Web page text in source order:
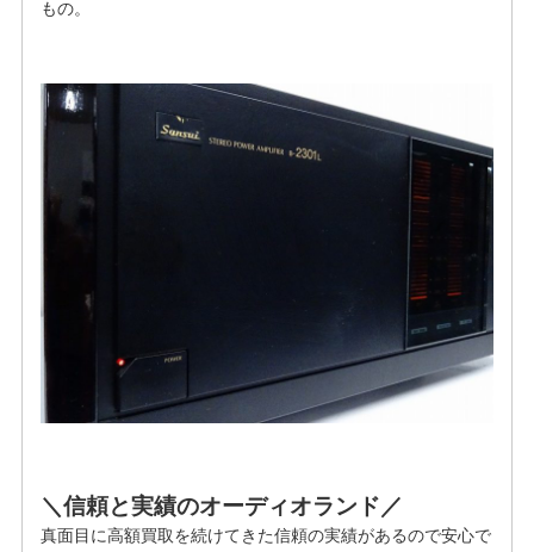
もの。
＼信頼と実績のオーディオランド／
真面目に高額買取を続けてきた信頼の実績があるので安心で